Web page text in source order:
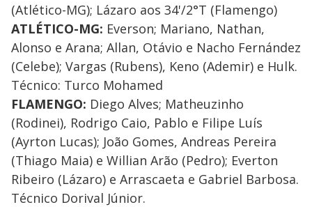
(Atlético-MG); Lázaro aos 34'/2°T (Flamengo)
ATLÉTICO-MG: Everson; Mariano, Nathan,
Alonso e Arana; Allan, Otávio e Nacho Fernández
(Celebe); Vargas (Rubens), Keno (Ademir) e Hulk.
Técnico: Turco Mohamed
FLAMENGO: Diego Alves; Matheuzinho
(Rodinei), Rodrigo Caio, Pablo e Filipe Luís
(Ayrton Lucas); João Gomes, Andreas Pereira
(Thiago Maia) e Willian Arão (Pedro); Everton
Ribeiro (Lázaro) e Arrascaeta e Gabriel Barbosa.
Técnico Dorival Júnior.